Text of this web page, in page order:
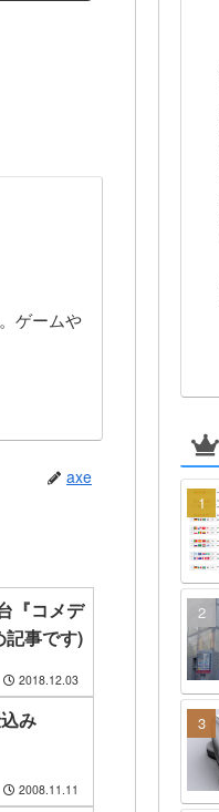
ゲームや
axe
『コメデ
記事です)
2018.12.03
み
2008.11.11